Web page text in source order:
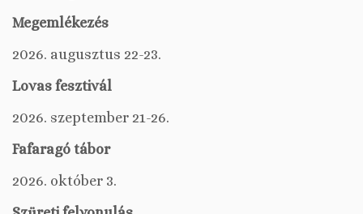
Megemlékezés
2026. augusztus 22-23.
Lovas fesztivál
2026. szeptember 21-26.
Fafaragó tábor
2026. október 3.